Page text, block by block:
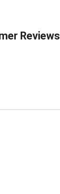
Reviews